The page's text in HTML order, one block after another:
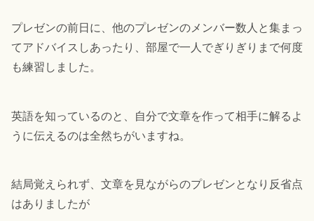
プレゼンの前日に、他のプレゼンのメンバー数人と集まっ
てアドバイスしあったり、部屋で一人でぎりぎりまで何度
も練習しました。
英語を知っているのと、自分で文章を作って相手に解るよ
うに伝えるのは全然ちがいますね。
結局覚えられず、文章を見ながらのプレゼンとなり反省点
はありましたが